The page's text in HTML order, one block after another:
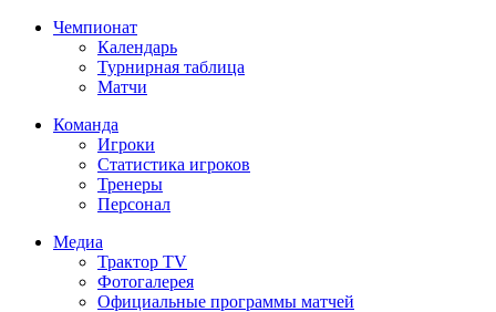
Чемпионат
Календарь
Турнирная таблица
Матчи
Команда
Игроки
Статистика игроков
Тренеры
Персонал
Медиа
Трактор TV
Фотогалерея
Официальные программы матчей